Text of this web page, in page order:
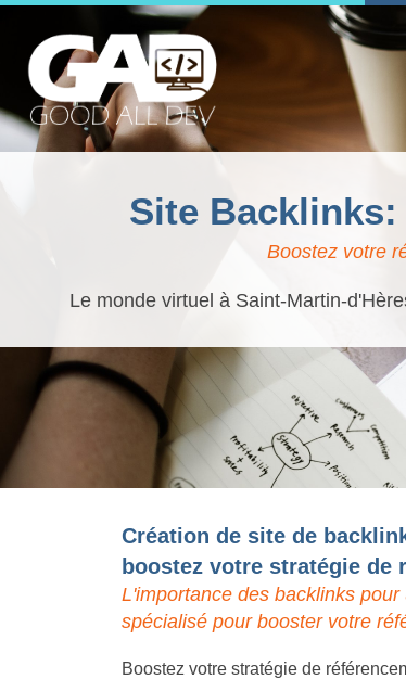
Site Backlinks:
Boostez votre
Le monde virtuel à Saint-Martin-
Création de site de
boostez votre stratégie de
L'importance des backlinks
spécialisé pour booster votre
Boostez votre stratégie de